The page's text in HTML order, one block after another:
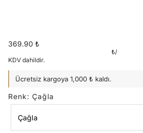
369.90 ₺
₺/
KDV dahildir.
Ücretsiz kargoya 1,000 ₺ kaldı.
Renk: Çağla
Çağla